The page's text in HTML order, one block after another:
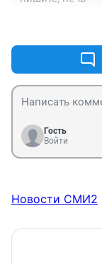
Гость
Войти
Новости СМИ2